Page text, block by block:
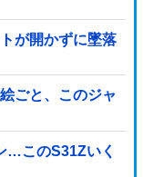
が開かずに墜落
ごと、このジャ
…このS31Zいく